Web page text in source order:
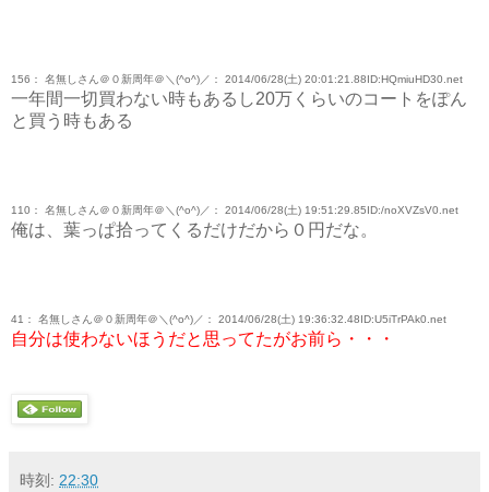
156： 名無しさん＠０新周年＠＼(^o^)／： 2014/06/28(土) 20:01:21.88ID:HQmiuHD30.net
一年間一切買わない時もあるし20万くらいのコートをぽん
と買う時もある
110： 名無しさん＠０新周年＠＼(^o^)／： 2014/06/28(土) 19:51:29.85ID:/noXVZsV0.net
俺は、葉っぱ拾ってくるだけだから０円だな。
41： 名無しさん＠０新周年＠＼(^o^)／： 2014/06/28(土) 19:36:32.48ID:U5iTrPAk0.net
自分は使わないほうだと思ってたがお前ら・・・
時刻: 22:30